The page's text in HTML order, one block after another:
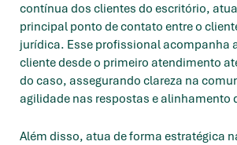
contínua dos clientes do escritório,
principal ponto de contato entre o
jurídica. Esse profissional acompanha
cliente desde o primeiro atendimento
do caso, assegurando clareza na
agilidade nas respostas e alinhamento
Além disso, atua de forma estratégica